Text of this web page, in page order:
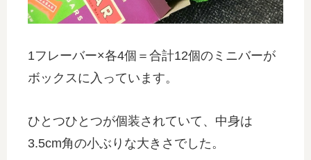
1フレーバー×各4個＝合計12個のミニバーが
ボックスに入っています。
ひとつひとつが個装されていて、中身は
3.5cm角の小ぶりな大きさでした。